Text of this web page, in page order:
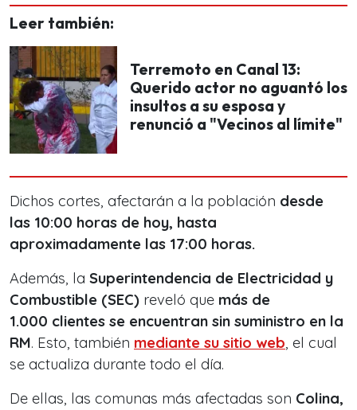
Leer también:
Terremoto en Canal 13:
Querido actor no aguantó los
insultos a su esposa y
renunció a "Vecinos al límite"
Dichos cortes, afectarán a la población desde
las 10:00 horas de hoy, hasta
aproximadamente las 17:00 horas.
Además, la Superintendencia de Electricidad y
Combustible (SEC) reveló que más de
1.000 clientes se encuentran sin suministro en la
RM. Esto, también mediante su sitio web, el cual
se actualiza durante todo el día.
De ellas, las comunas más afectadas son Colina,